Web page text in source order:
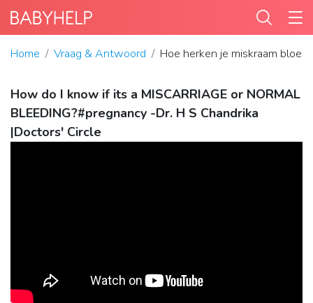
Home Vraag & Antwoord Hoe herken je miskraam bloed?
How do I know if its a MISCARRIAGE or NORMAL
BLEEDING?#pregnancy -Dr. H S Chandrika
|Doctors' Circle